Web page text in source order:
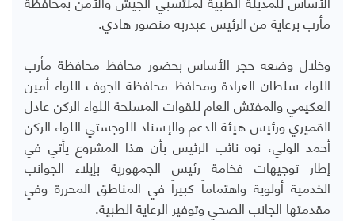
مأرب برعاية من الرئيس عبدربه منصور هادي.
وخلال وضعه حجر الأساس بحضور محافظ محافظة مأرب
اللواء سلطان العرادة ومحافظ محافظة الجوف اللواء أمين
العكيمي والمفتش العام للقوات المسلحة اللواء الركن عادل
القميري ورئيس هيئة الدعم والإسناد اللوجستي اللواء الركن
أحمد الولي، نوه نائب الرئيس بأن هذا المشروع يأتي في
إطار توجيهات فخامة رئيس الجمهورية بإيلاء الجوانب
الخدمية أولوية واهتماماً كبيراً في المناطق المحررة وفي
مقدمتها الجانب الصحي وتوفير الرعاية الطبية.